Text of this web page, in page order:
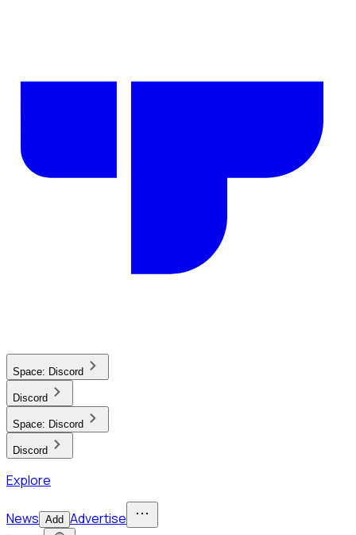
Space: Discord
Discord
Space: Discord
Discord
Explore
News Add Advertise